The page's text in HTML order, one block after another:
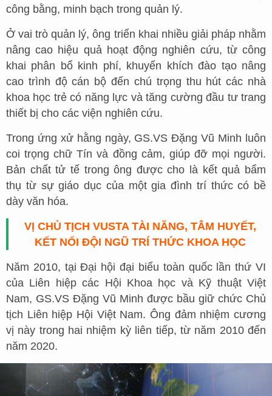
công bằng, minh bạch trong quản lý.
Ở vai trò quản lý, ông triển khai nhiều giải pháp nhằm
nâng cao hiệu quả hoạt động nghiên cứu, từ công
khai phân bổ kinh phí, khuyến khích đào tạo nâng
cao trình độ cán bộ đến chú trọng thu hút các nhà
khoa học trẻ có năng lực và tăng cường đầu tư trang
thiết bị cho các viện nghiên cứu.
Trong ứng xử hằng ngày, GS.VS Đặng Vũ Minh luôn
coi trọng chữ Tín và đồng cảm, giúp đỡ mọi người.
Bản chất tử tế trong ông được cho là kết quả bẩm
thụ từ sự giáo dục của một gia đình trí thức có bề
dày văn hóa.
VỊ CHỦ TỊCH VUSTA TÀI NĂNG, TÂM HUYẾT,
KẾT NỐI ĐỘI NGŨ TRÍ THỨC KHOA HỌC
Năm 2010, tại Đại hội đại biểu toàn quốc lần thứ VI
của Liên hiệp các Hội Khoa học và Kỹ thuật Việt
Nam, GS.VS Đặng Vũ Minh được bầu giữ chức Chủ
tịch Liên hiệp Hội Việt Nam. Ông đảm nhiệm cương
vị này trong hai nhiệm kỳ liên tiếp, từ năm 2010 đến
năm 2020.